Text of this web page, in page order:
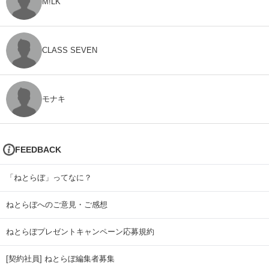
CLASS SEVEN
モナキ
FEEDBACK
「ねとらぼ」ってなに？
ねとらぼへのご意見・ご感想
ねとらぼプレゼントキャンペーン応募規約
[契約社員] ねとらぼ編集者募集